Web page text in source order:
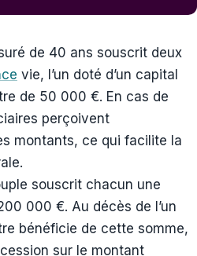
de 40 ans souscrit deux
vie, l’un doté d’un capital
de 50 000 €. En cas de
perçoivent
montants, ce qui facilite la
souscrit chacun une
000 €. Au décès de l’un
bénéficie de cette somme,
sur le montant